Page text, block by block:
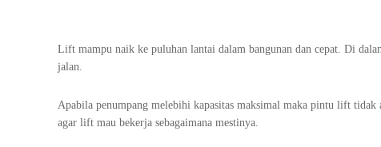
Lift mampu naik ke puluhan lantai dalam bangunan dan cepat. Di
jalan.
Apabila penumpang melebihi kapasitas maksimal maka pintu lift
agar lift mau bekerja sebagaimana mestinya.